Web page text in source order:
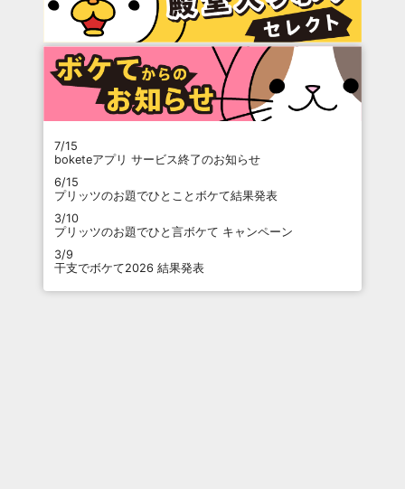
7/15
boketeアプリ サービス終了のお知らせ
6/15
プリッツのお題でひとことボケて結果発表
3/10
プリッツのお題でひと言ボケて キャンペーン
3/9
干支でボケて2026 結果発表